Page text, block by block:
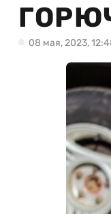
08 мая, 2023,